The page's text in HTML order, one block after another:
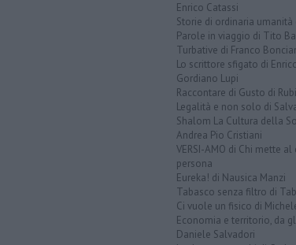
Enrico Catassi
Storie di ordinaria
Parole in viaggio di Tito
Turbative di Franco
Lo scrittore sfigato di
Gordiano Lupi
Raccontare di Gusto di
Legalità e non solo di
Shalom La Cultura della
Andrea Pio Cristiani
VERSI-AMO di Chi mette
persona
Eureka! di Nausica Manzi
Tabasco senza filtro di
Ci vuole un fisico di
Economia e territorio, da
Daniele Salvadori